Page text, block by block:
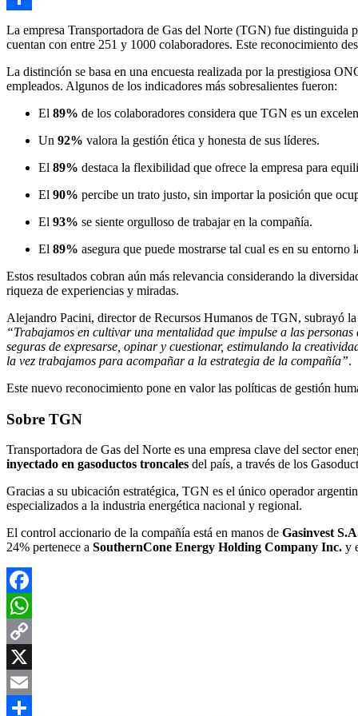
Compartir
La empresa Transportadora de Gas del Norte (TGN) fue distinguida
cuentan con entre 251 y 1000 colaboradores. Este reconocimiento
La distinción se basa en una encuesta realizada por la prestigiosa
empleados. Algunos de los indicadores más sobresalientes fueron:
El 89% de los colaboradores considera que TGN es un
Un 92% valora la gestión ética y honesta de sus líderes.
El 89% destaca la flexibilidad que ofrece la empresa para
El 90% percibe un trato justo, sin importar la posición que
El 93% se siente orgulloso de trabajar en la compañía.
El 89% asegura que puede mostrarse tal cual es en su entorno
Estos resultados cobran aún más relevancia considerando la
riqueza de experiencias y miradas.
Alejandro Pacini, director de Recursos Humanos de TGN, subrayó
“Trabajamos en cultivar una mentalidad que impulse a las
seguras de expresarse, opinar y cuestionar, estimulando la
la vez trabajamos para acompañar a la estrategia de la compañía”.
Este nuevo reconocimiento pone en valor las políticas de gestión
Sobre TGN
Transportadora de Gas del Norte es una empresa clave del sector
inyectado en gasoductos troncales del país, a través de los
Gracias a su ubicación estratégica, TGN es el único operador
especializados a la industria energética nacional y regional.
El control accionario de la compañía está en manos de Gasinvest
24% pertenece a SouthernCone Energy Holding Company Inc. y
Facebook
WhatsApp
Copy
Link
X
Email